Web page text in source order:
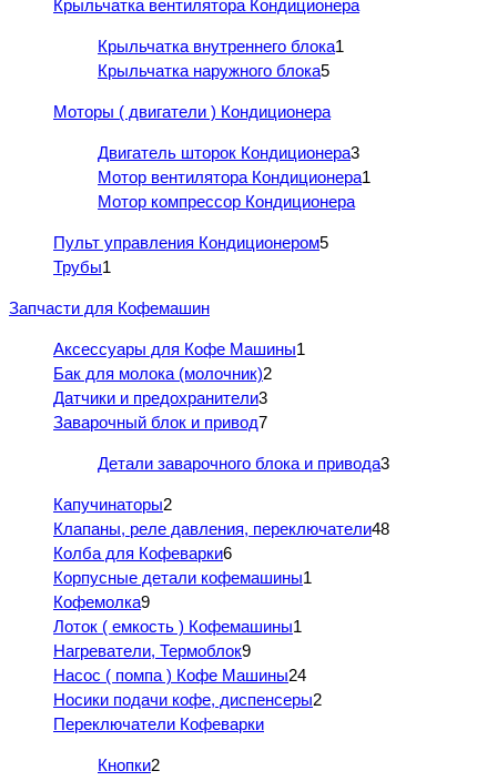
Крыльчатка вентилятора Кондиционера
Крыльчатка внутреннего блока1
Крыльчатка наружного блока5
Моторы ( двигатели ) Кондиционера
Двигатель шторок Кондиционера3
Мотор вентилятора Кондиционера1
Мотор компрессор Кондиционера
Пульт управления Кондиционером5
Трубы1
Запчасти для Кофемашин
Аксессуары для Кофе Машины1
Бак для молока (молочник)2
Датчики и предохранители3
Заварочный блок и привод7
Детали заварочного блока и привода3
Капучинаторы2
Клапаны, реле давления, переключатели48
Колба для Кофеварки6
Корпусные детали кофемашины1
Кофемолка9
Лоток ( емкость ) Кофемашины1
Нагреватели, Термоблок9
Насос ( помпа ) Кофе Машины24
Носики подачи кофе, диспенсеры2
Переключатели Кофеварки
Кнопки2